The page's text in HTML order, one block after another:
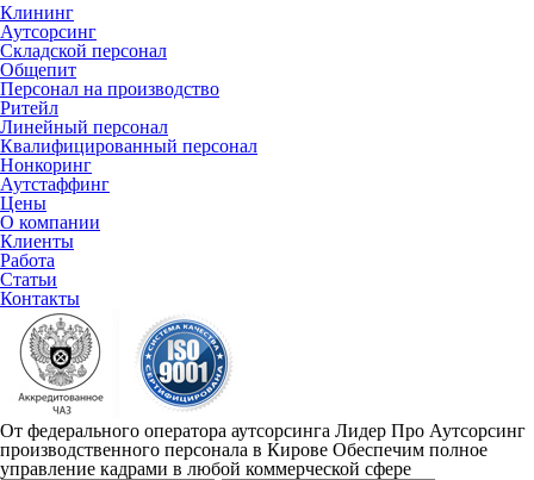
Клининг
Аутсорсинг
Складской персонал
Общепит
Персонал на производство
Ритейл
Линейный персонал
Квалифицированный персонал
Нонкоринг
Аутстаффинг
Цены
О компании
Клиенты
Работа
Статьи
Контакты
От федерального оператора аутсорсинга Лидер Про Аутсорсинг
производственного персонала в Кирове Обеспечим полное
управление кадрами в любой коммерческой сфере